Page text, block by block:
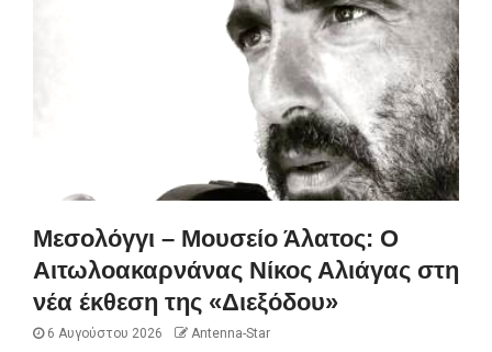
Μεσολόγγι – Μουσείο Άλατος: Ο
Αιτωλοακαρνάνας Νίκος Αλιάγας στη
νέα έκθεση της «Διεξόδου»
6 Αυγούστου 2026 Antenna-Star